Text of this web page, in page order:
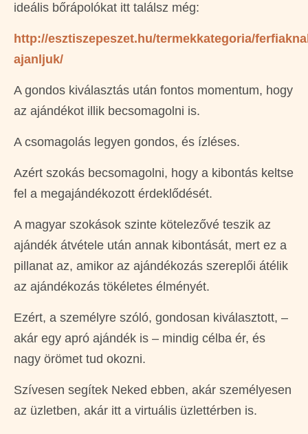
ideális bőrápolókat itt találsz még:
http://esztiszepeszet.hu/termekkategoria/
ajanljuk/
A gondos kiválasztás után fontos momentum, hogy
az ajándékot illik becsomagolni is.
A csomagolás legyen gondos, és ízléses.
Azért szokás becsomagolni, hogy a kibontás keltse
fel a megajándékozott érdeklődését.
A magyar szokások szinte kötelezővé teszik az
ajándék átvétele után annak kibontását, mert ez a
pillanat az, amikor az ajándékozás szereplői átélik
az ajándékozás tökéletes élményét.
Ezért, a személyre szóló, gondosan kiválasztott, –
akár egy apró ajándék is – mindig célba ér, és
nagy örömet tud okozni.
Szívesen segítek Neked ebben, akár személyesen
az üzletben, akár itt a virtuális üzlettérben is.